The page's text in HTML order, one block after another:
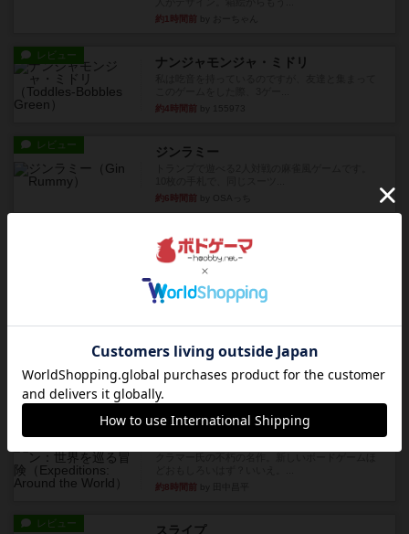
約1時間前
レビュー ナンジャモンジャ・ミドリ
約4時間前
レビュー ジンラミー
約6時間前
画像付き 充実
フリップ７：復讐心とともに
概要Flip 7が復活しました――復讐を伴って!オリ
ジナルゲームの楽し...
アズール：シントラのステンドグラス
大好きなアズールシリーズ。ステンドグラスを作
っていきます✨1部より自由...
約7時間前
エクスペディション：世界を巡る冒険
約8時間前
レビュー スライプ